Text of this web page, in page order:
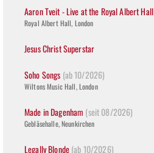
Aaron Tveit - Live at the Royal Albert Hall
Royal Albert Hall, London
Jesus Christ Superstar
Soho Songs (ab 10/2026)
Wiltons Music Hall, London
Made in Dagenham (seit 08/2026)
Gebläsehalle, Neunkirchen
Legally Blonde(ab 10/2026)